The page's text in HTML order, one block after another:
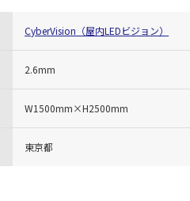
CyberVision（屋内LEDビジョン）
2.6mm
W1500mm×H2500mm
東京都